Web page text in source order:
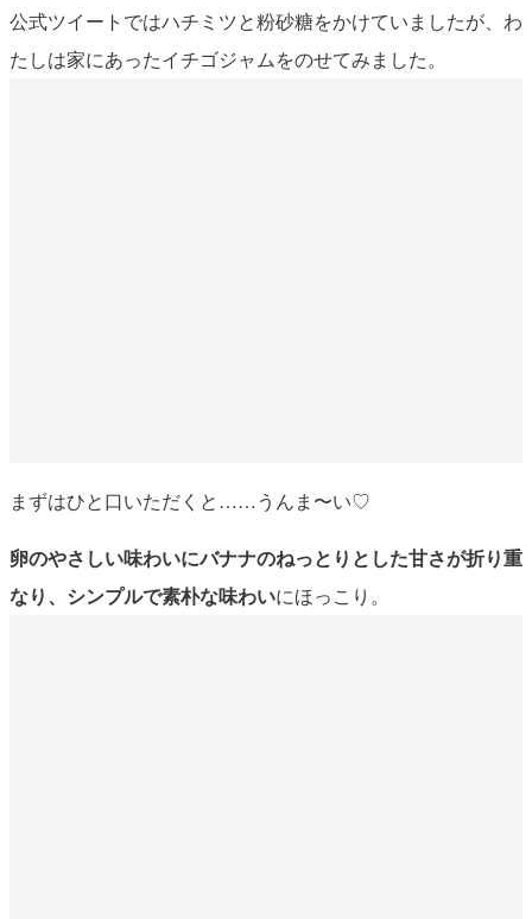
公式ツイートではハチミツと粉砂糖をかけていましたが、わ
たしは家にあったイチゴジャムをのせてみました。
まずはひと口いただくと……うんま〜い♡
卵のやさしい味わいにバナナのねっとりとした甘さが折り重
なり、シンプルで素朴な味わいにほっこり。